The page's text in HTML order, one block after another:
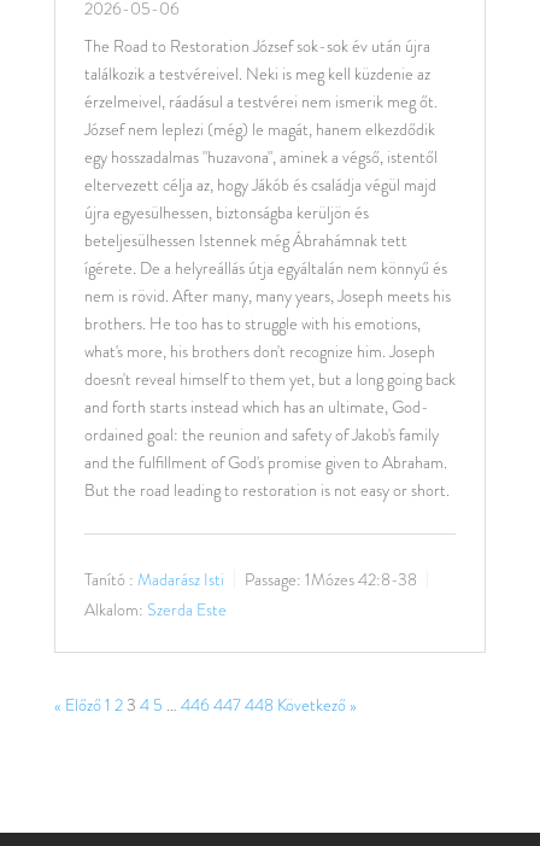
2026-05-06
The Road to Restoration József sok-sok év után újra
találkozik a testvéreivel. Neki is meg kell küzdenie az
érzelmeivel, ráadásul a testvérei nem ismerik meg őt.
József nem leplezi (még) le magát, hanem elkezdődik
egy hosszadalmas "huzavona", aminek a végső, istentől
eltervezett célja az, hogy Jákób és családja végül majd
újra egyesülhessen, biztonságba kerüljön és
beteljesülhessen Istennek még Ábrahámnak tett
ígérete. De a helyreállás útja egyáltalán nem könnyű és
nem is rövid. After many, many years, Joseph meets his
brothers. He too has to struggle with his emotions,
what's more, his brothers don't recognize him. Joseph
doesn't reveal himself to them yet, but a long going back
and forth starts instead which has an ultimate, God-
ordained goal: the reunion and safety of Jakob's family
and the fulfillment of God's promise given to Abraham.
But the road leading to restoration is not easy or short.
Tanító : Madarász Isti Passage: 1Mózes 42:8-38
Alkalom: Szerda Este
« Előző1 2 3 4 5 … 446447448 Következő »